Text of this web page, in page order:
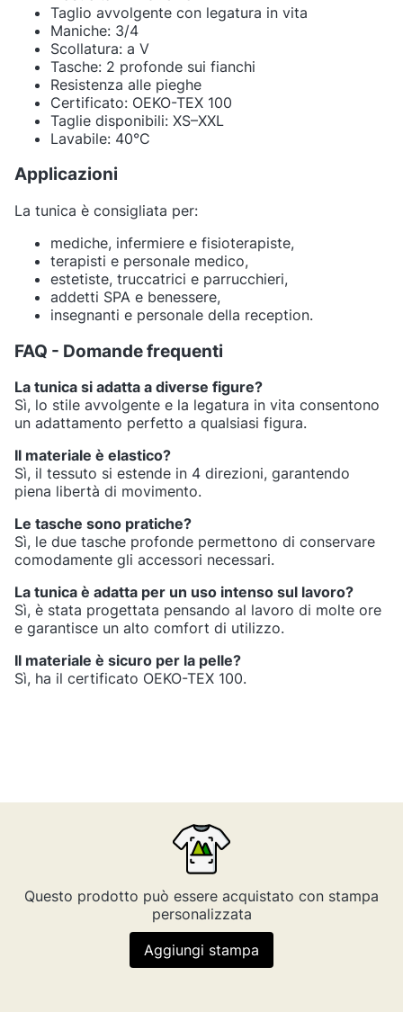
Taglio avvolgente con legatura in vita
Maniche: 3/4
Scollatura: a V
Tasche: 2 profonde sui fianchi
Resistenza alle pieghe
Certificato: OEKO-TEX 100
Taglie disponibili: XS–XXL
Lavabile: 40°C
Applicazioni
La tunica è consigliata per:
mediche, infermiere e fisioterapiste,
terapisti e personale medico,
estetiste, truccatrici e parrucchieri,
addetti SPA e benessere,
insegnanti e personale della reception.
FAQ - Domande frequenti
La tunica si adatta a diverse figure?
Sì, lo stile avvolgente e la legatura in vita consentono
un adattamento perfetto a qualsiasi figura.
Il materiale è elastico?
Sì, il tessuto si estende in 4 direzioni, garantendo
piena libertà di movimento.
Le tasche sono pratiche?
Sì, le due tasche profonde permettono di conservare
comodamente gli accessori necessari.
La tunica è adatta per un uso intenso sul lavoro?
Sì, è stata progettata pensando al lavoro di molte ore
e garantisce un alto comfort di utilizzo.
Il materiale è sicuro per la pelle?
Sì, ha il certificato OEKO-TEX 100.
Questo prodotto può essere acquistato con stampa
personalizzata
Aggiungi stampa